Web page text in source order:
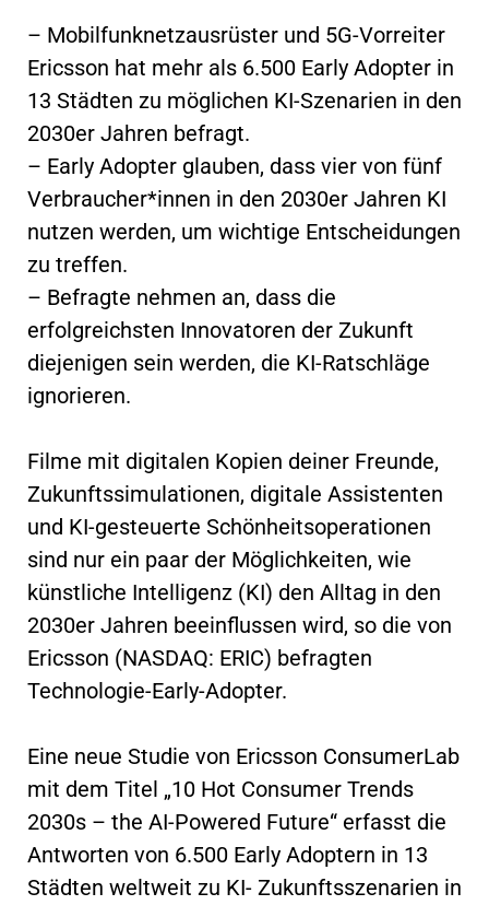
– Mobilfunknetzausrüster und 5G-Vorreiter
Ericsson hat mehr als 6.500 Early Adopter in
13 Städten zu möglichen KI-Szenarien in den
2030er Jahren befragt.
– Early Adopter glauben, dass vier von fünf
Verbraucher*innen in den 2030er Jahren KI
nutzen werden, um wichtige Entscheidungen
zu treffen.
– Befragte nehmen an, dass die
erfolgreichsten Innovatoren der Zukunft
diejenigen sein werden, die KI-Ratschläge
ignorieren.
Filme mit digitalen Kopien deiner Freunde,
Zukunftssimulationen, digitale Assistenten
und KI-gesteuerte Schönheitsoperationen
sind nur ein paar der Möglichkeiten, wie
künstliche Intelligenz (KI) den Alltag in den
2030er Jahren beeinflussen wird, so die von
Ericsson (NASDAQ: ERIC) befragten
Technologie-Early-Adopter.
Eine neue Studie von Ericsson ConsumerLab
mit dem Titel „10 Hot Consumer Trends
2030s – the AI-Powered Future“ erfasst die
Antworten von 6.500 Early Adoptern in 13
Städten weltweit zu KI- Zukunftsszenarien in